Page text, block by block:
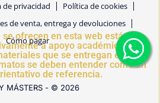
de privacidad
Política de cookies
de venta, entrega y devoluciones
Cómo pagar
ofrecen en esta web están
a apoyo académico y
que se entregan en
se deben entender como un
de referencia.
MÁSTERS - © 2026